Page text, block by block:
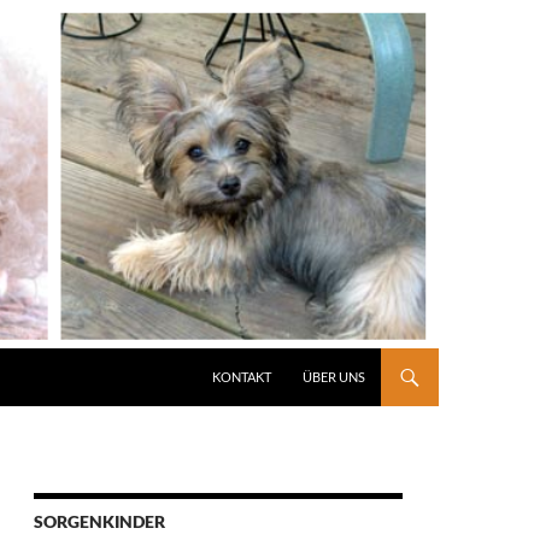
KONTAKT ÜBER UNS
SORGENKINDER